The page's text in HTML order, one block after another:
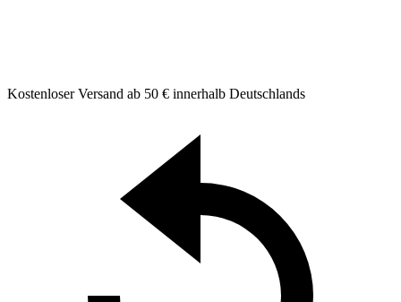
Kostenloser Versand ab 50 € innerhalb Deutschlands